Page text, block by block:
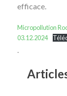
efficace.
Micropollution
03.12.2024
.